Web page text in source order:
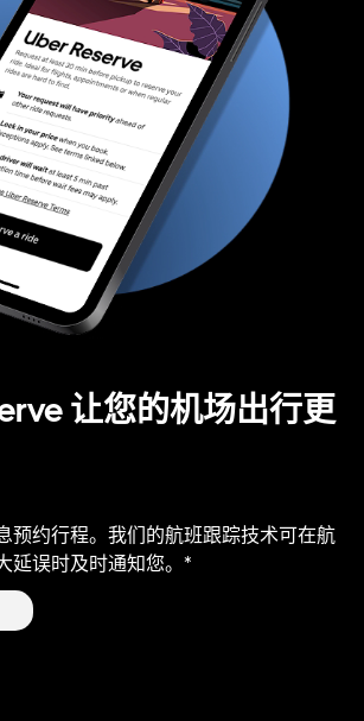
让您的机场出行更
预约行程。我们的航班跟踪技术可在航
延误时及时通知您。*